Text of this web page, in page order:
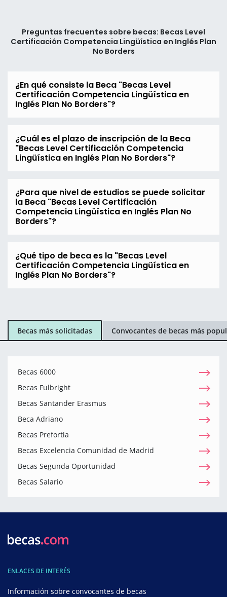
Preguntas frecuentes sobre becas: Becas Level
Certificación Competencia Lingüística en Inglés Plan
No Borders
¿En qué consiste la Beca "Becas Level
Certificación Competencia Lingüística en
Inglés Plan No Borders"?
¿Cuál es el plazo de inscripción de la Beca
"Becas Level Certificación Competencia
Lingüística en Inglés Plan No Borders"?
¿Para que nivel de estudios se puede solicitar
la Beca "Becas Level Certificación
Competencia Lingüística en Inglés Plan No
Borders"?
¿Qué tipo de beca es la "Becas Level
Certificación Competencia Lingüística en
Inglés Plan No Borders"?
Becas más solicitadas Convocantes de becas más
Becas 6000
Becas Fulbright
Becas Santander Erasmus
Beca Adriano
Becas Prefortia
Becas Excelencia Comunidad de Madrid
Becas Segunda Oportunidad
Becas Salario
ENLACES DE INTERÉS
Información sobre convocantes de becas